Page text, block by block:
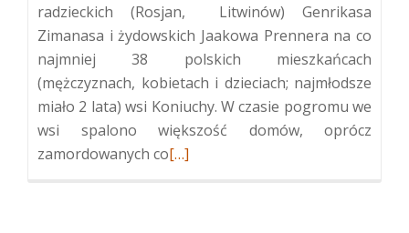
radzieckich (Rosjan, Litwinów) Genrikasa
Zimanasa i żydowskich Jaakowa Prennera na co
najmniej 38 polskich mieszkańcach
(mężczyznach, kobietach i dzieciach; najmłodsze
miało 2 lata) wsi Koniuchy. W czasie pogromu we
wsi spalono większość domów, oprócz
zamordowanych coWięcej
[…]